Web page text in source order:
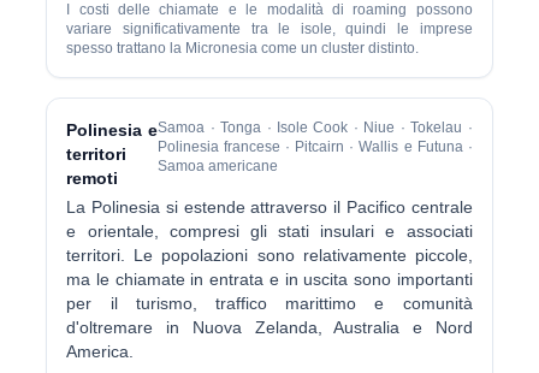
I costi delle chiamate e le modalità di roaming possono
variare significativamente tra le isole, quindi le imprese
spesso trattano la Micronesia come un cluster distinto.
Polinesia e
territori
remoti
Samoa · Tonga · Isole Cook · Niue · Tokelau ·
Polinesia francese · Pitcairn · Wallis e Futuna ·
Samoa americane
La Polinesia si estende attraverso il Pacifico centrale
e orientale, compresi gli stati insulari e associati
territori. Le popolazioni sono relativamente piccole,
ma le chiamate in entrata e in uscita sono importanti
per il turismo, traffico marittimo e comunità
d'oltremare in Nuova Zelanda, Australia e Nord
America.